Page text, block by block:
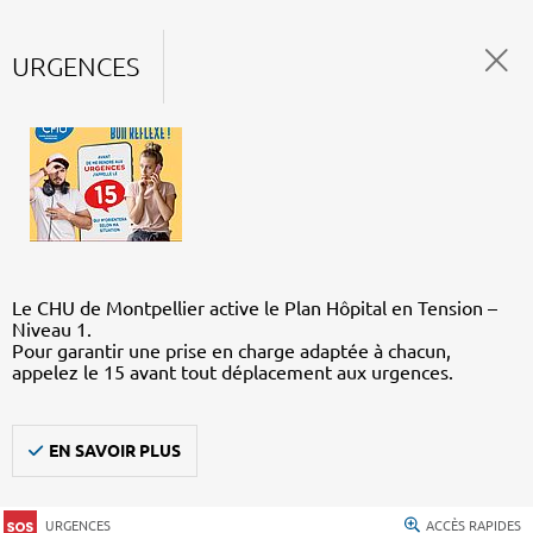
URGENCES
Le CHU de Montpellier active le Plan Hôpital en Tension –
Niveau 1.
Pour garantir une prise en charge adaptée à chacun,
appelez le 15 avant tout déplacement aux urgences.
EN SAVOIR PLUS
URGENCES ACCÈS RAPIDES